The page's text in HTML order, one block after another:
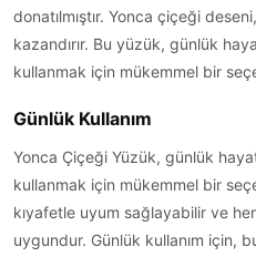
donatılmıştır. Yonca çiçeği
kazandırır. Bu yüzük, günlük
kullanmak için mükemmel bir
Günlük Kullanım
Yonca Çiçeği Yüzük, günlük
kullanmak için mükemmel bir
kıyafetle uyum sağlayabilir ve
uygundur. Günlük kullanım için,